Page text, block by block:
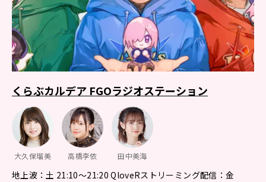
くらぶカルデア FGOラジオステーション
大久保瑠美 高橋李依 田中美海
地上波：土 21:10～21:20 QloveRストリーミング配信：金